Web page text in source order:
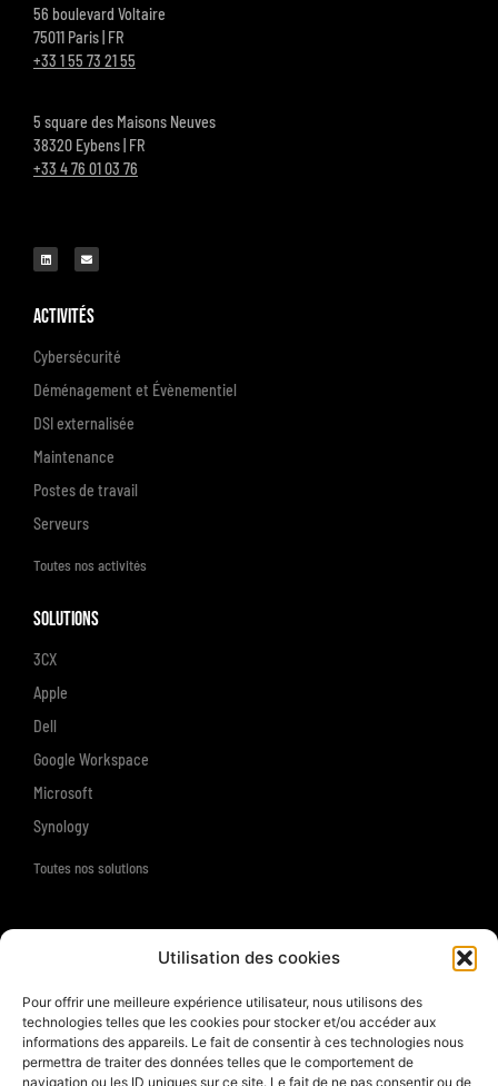
Utilisation des cookies
Pour offrir une meilleure expérience utilisateur, nous utilisons des
technologies telles que les cookies pour stocker et/ou accéder aux
informations des appareils. Le fait de consentir à ces technologies nous
permettra de traiter des données telles que le comportement de
navigation ou les ID uniques sur ce site. Le fait de ne pas consentir ou de
56 boulevard Voltaire
75011 Paris | FR
+33 1 55 73 21 55
5 square des Maisons Neuves
38320 Eybens | FR
+33 4 76 01 03 76
Activités
Cybersécurité
Déménagement et Évènementiel
DSI externalisée
Maintenance
Postes de travail
Serveurs
Toutes nos activités
Solutions
3CX
Apple
Dell
Google Workspace
Microsoft
Synology
Toutes nos solutions
À propos
La société